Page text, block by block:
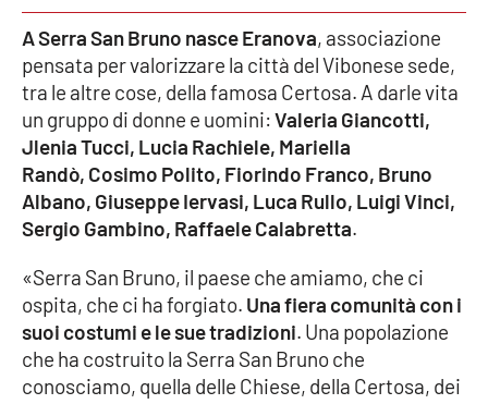
Meteo
Editoriali
VIDEO
Ambiente
Cultura
Economia e Lavoro
A Serra San Bruno nasce Eranova, associazione
pensata per valorizzare la città del Vibonese sede,
tra le altre cose, della famosa Certosa. A darle vita
un gruppo di donne e uomini:Valeria Giancotti,
Jlenia Tucci, Lucia Rachiele, Mariella
Randò, Cosimo Polito, Fiorindo Franco, Bruno
Albano, Giuseppe Iervasi, Luca Rullo, Luigi Vinci,
Sergio Gambino, Raffaele Calabretta.
«Serra San Bruno, il paese che amiamo, che ci
ospita, che ci ha forgiato. Una fiera comunità con i
suoi costumi e le sue tradizioni. Una popolazione
che ha costruito la Serra San Bruno che
conosciamo, quella delle Chiese, della Certosa, dei